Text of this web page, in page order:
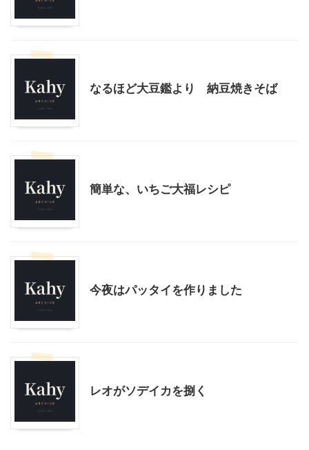
なるほど大豆鑑より 納豆焼きそば
簡単な、いちご大福レシピ
今夜はパッタイを作りました
レオがソデイカを捌く